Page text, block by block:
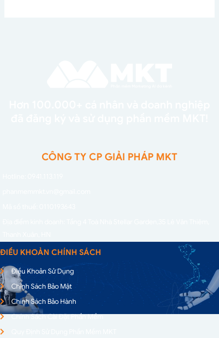
CÔNG TY CP GIẢI PHÁP MKT
ĐIỀU KHOẢN CHÍNH SÁCH
Điều Khoản Sử Dụng
Chính Sách Bảo Mật
Chính Sách Bảo Hành
Chính Sách Cài Đặt Phần Mềm